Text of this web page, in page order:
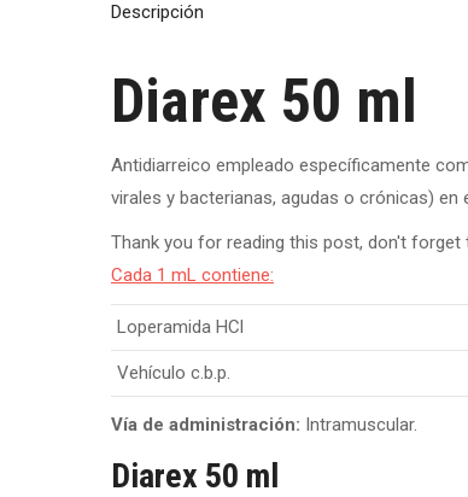
Descripción
Diarex 50 ml
Antidiarreico empleado específicamente
virales y bacterianas, agudas o crónicas) en
Thank you for reading this post, don't forget
Cada 1 mL contiene:
Loperamida HCl
Vehículo c.b.p.
Vía de administración: Intramuscular.
Diarex 50 ml